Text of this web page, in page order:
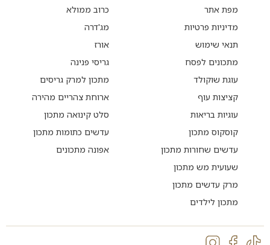
מפת אתר
מדיניות פרטיות
תנאי שימוש
מתכונים לפסח
עוגת שוקולד
קציצות עוף
עוגיות בריאות
קוסקוס מתכון
עדשים שחורות מתכון
שעועית מש מתכון
מרק עדשים מתכון
מתכון לילדים
כרוב ממולא
מג'דרה
אורז
גריסי פנינה
מתכון למרק גריסים
ארוחת צהריים מהירה
סלט קינואה מתכון
עדשים כתומות מתכון
אפונה מתכונים